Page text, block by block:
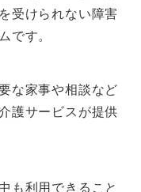
受けられない障害
です。
な家事や相談など
護サービスが提供
も利用できること